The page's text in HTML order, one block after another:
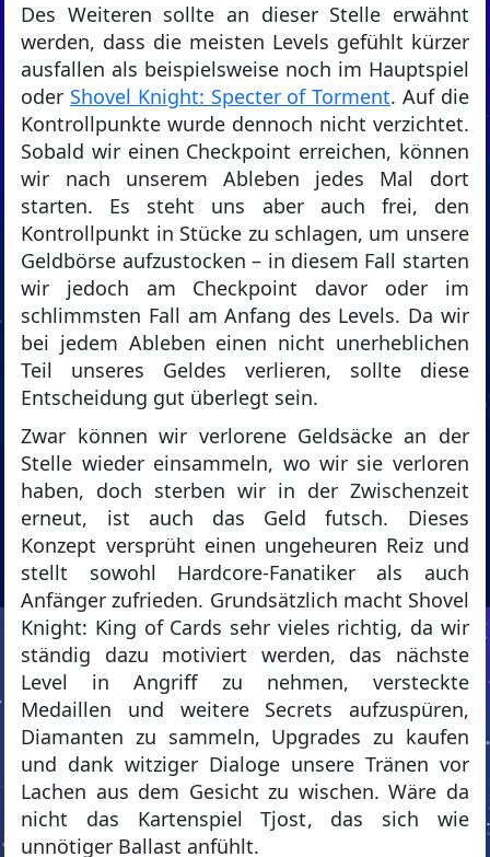
Des Weiteren sollte an dieser Stelle erwähnt
werden, dass die meisten Levels gefühlt kürzer
ausfallen als beispielsweise noch im Hauptspiel
oder Shovel Knight: Specter of Torment. Auf die
Kontrollpunkte wurde dennoch nicht verzichtet.
Sobald wir einen Checkpoint erreichen, können
wir nach unserem Ableben jedes Mal dort
starten. Es steht uns aber auch frei, den
Kontrollpunkt in Stücke zu schlagen, um unsere
Geldbörse aufzustocken – in diesem Fall starten
wir jedoch am Checkpoint davor oder im
schlimmsten Fall am Anfang des Levels. Da wir
bei jedem Ableben einen nicht unerheblichen
Teil unseres Geldes verlieren, sollte diese
Entscheidung gut überlegt sein.
Zwar können wir verlorene Geldsäcke an der
Stelle wieder einsammeln, wo wir sie verloren
haben, doch sterben wir in der Zwischenzeit
erneut, ist auch das Geld futsch. Dieses
Konzept versprüht einen ungeheuren Reiz und
stellt sowohl Hardcore-Fanatiker als auch
Anfänger zufrieden. Grundsätzlich macht Shovel
Knight: King of Cards sehr vieles richtig, da wir
ständig dazu motiviert werden, das nächste
Level in Angriff zu nehmen, versteckte
Medaillen und weitere Secrets aufzuspüren,
Diamanten zu sammeln, Upgrades zu kaufen
und dank witziger Dialoge unsere Tränen vor
Lachen aus dem Gesicht zu wischen. Wäre da
nicht das Kartenspiel Tjost, das sich wie
unnötiger Ballast anfühlt.